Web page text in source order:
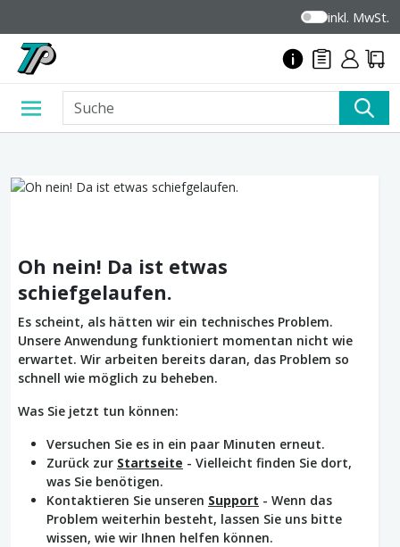
inkl. MwSt.
Oh nein! Da ist etwas
schiefgelaufen.
Es scheint, als hätten wir ein technisches Problem.
Unsere Anwendung funktioniert momentan nicht wie
erwartet. Wir arbeiten bereits daran, das Problem so
schnell wie möglich zu beheben.
Was Sie jetzt tun können:
Versuchen Sie es in ein paar Minuten erneut.
Zurück zur Startseite - Vielleicht finden Sie dort,
was Sie benötigen.
Kontaktieren Sie unseren Support - Wenn das
Problem weiterhin besteht, lassen Sie uns bitte
wissen, wie wir Ihnen helfen können.